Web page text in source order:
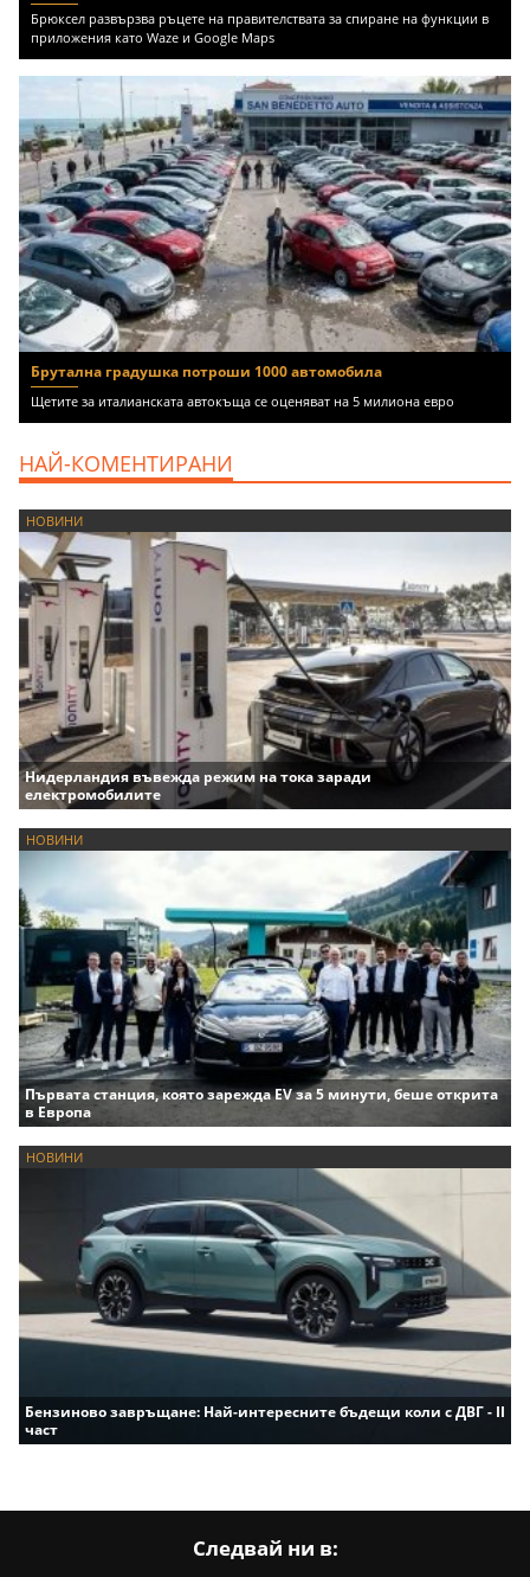
Брюксел развързва ръцете на правителствата за спиране на функции в
приложения като Waze и Google Maps
Брутална градушка потроши 1000 автомобила
Щетите за италианската автокъща се оценяват на 5 милиона евро
НАЙ-КОМЕНТИРАНИ
НОВИНИ
Нидерландия въвежда режим на тока заради
електромобилите
НОВИНИ
Първата станция, която зарежда EV за 5 минути, беше открита
в Европа
НОВИНИ
Бензиново завръщане: Най-интересните бъдещи коли с ДВГ - II
част
Следвай ни в: